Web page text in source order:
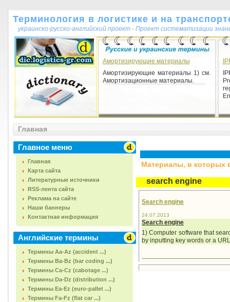
Терминология в логистике и на
украинско-русско-английский проект - Проект систематизации
Амортизирующие материалы
Амортизирующие материалы 1) см.
Амортизационные материалы.
Главная
Главное меню
Главная
Карта сайта
Литературные источники
RSS-лента сайта
Реклама на сайте
Наши баннеры
Контактная информация
Английские термины
Термины Aa-Az (accident ...)
Термины Ba-Bz (bar coding ...)
Термины Ca-Cz (cabotage ...)
Термины Da-Dz (distribution ...)
Термины Ea-Ez (euro-pallet ...)
Термины Fa-Fz (flat car ...)
Материалы, в которых
search engine
Search engine
24.07.2013
Search engine
1) Computer software that
by inputting key words or a